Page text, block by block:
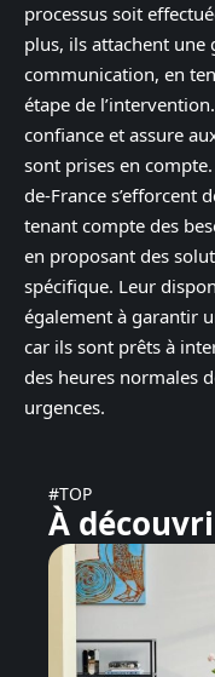
processus soit
plus, ils attachent une
communication, en
étape de
confiance et assure
sont prises en
de-France s’efforcent
tenant compte des
en proposant des
spécifique. Leur
également à garantir
car ils sont prêts à
des heures normales
urgences.
#TOP
À